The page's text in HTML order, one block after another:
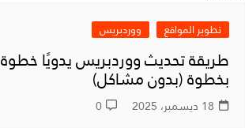
تطوير المواقع ووردبريس
طريقة تحديث ووردبريس يدويًا خطوة
بخطوة (بدون مشاكل)
18 ديسمبر، 2025 0